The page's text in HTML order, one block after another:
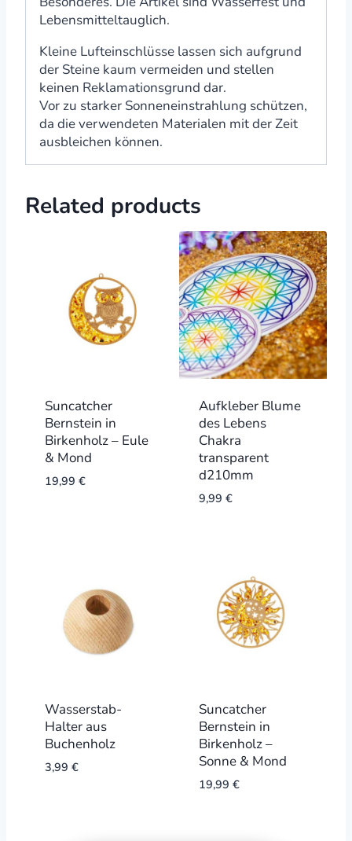
Lebensmitteltauglich.
Kleine Lufteinschlüsse lassen sich aufgrund
der Steine kaum vermeiden und stellen
keinen Reklamationsgrund dar.
Vor zu starker Sonneneinstrahlung schützen,
da die verwendeten Materialen mit der Zeit
ausbleichen können.
Related products
Suncatcher
Bernstein in
Birkenholz – Eule
& Mond
19,99 €
Aufkleber Blume
des Lebens
Chakra
transparent
d210mm
9,99 €
Wasserstab-
Halter aus
Buchenholz
3,99 €
Suncatcher
Bernstein in
Birkenholz –
Sonne & Mond
19,99 €